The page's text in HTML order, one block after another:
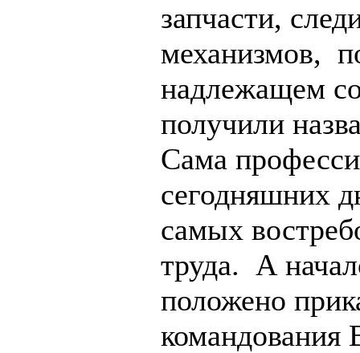
запчасти,
механизмов,
надлежащем
получили
Сама
сегодняшних
самых
труда. А
положено